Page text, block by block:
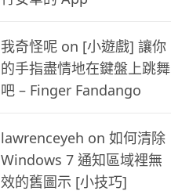
我奇怪呢 on [小遊戲] 讓你
的手指盡情地在鍵盤上跳舞
吧 – Finger Fandango
lawrenceyeh on 如何清除
Windows 7 通知區域裡無
效的舊圖示 [小技巧]